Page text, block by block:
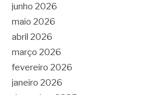
junho 2026
maio 2026
abril 2026
março 2026
fevereiro 2026
janeiro 2026